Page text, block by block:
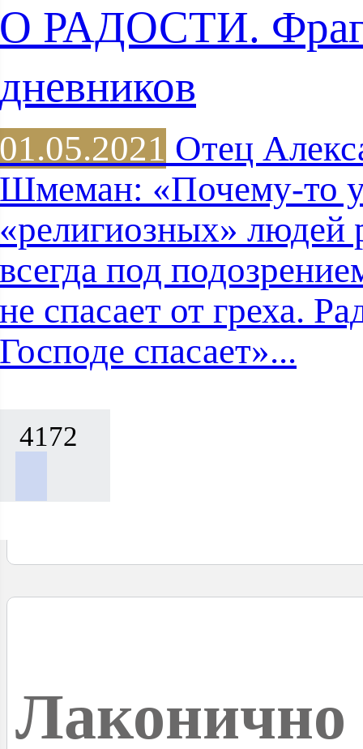
О РАДОСТИ.
дневников
01.05.2021 Отец
Шмеман: «Почему-то
«религиозных» людей
всегда под
не спасает от греха.
Господе спасает»...
4172
Лаконично